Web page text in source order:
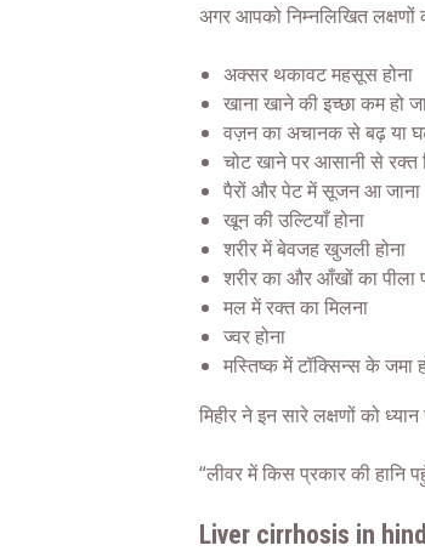
अगर आपको निम्नलिखित
अक्सर थकावट महसूस होना
खाना खाने की इच्छा कम हो
वज़न का अचानक से बढ़ या
चोट खाने पर आसानी से रक्त
पैरों और पेट में सूजन आ जाना
खून की उल्टियाँ होना
शरीर में बेवजह खुजली होना
शरीर का और आँखों का पीला
मल में रक्त का मिलना
ज्वर होना
मस्तिष्क में टॉक्सिन्स के
मिहीर ने इन सारे लक्षणों को
“लीवर में किस प्रकार की हानि
Liver cirrhosis in